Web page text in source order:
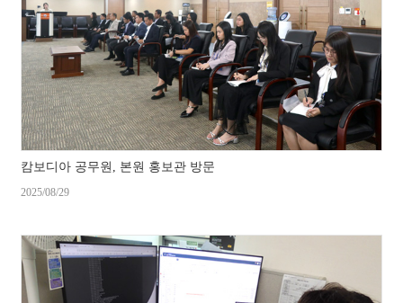
캄보디아 공무원, 본원 홍보관 방문
2025/08/29